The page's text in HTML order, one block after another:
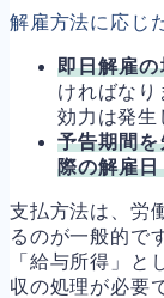
解雇方法に応じ
即日解雇の
ければな
効力は発生
予告期間
際の解雇日
支払方法は、労
るのが一般的で
「給与所得」と
収の処理が必要